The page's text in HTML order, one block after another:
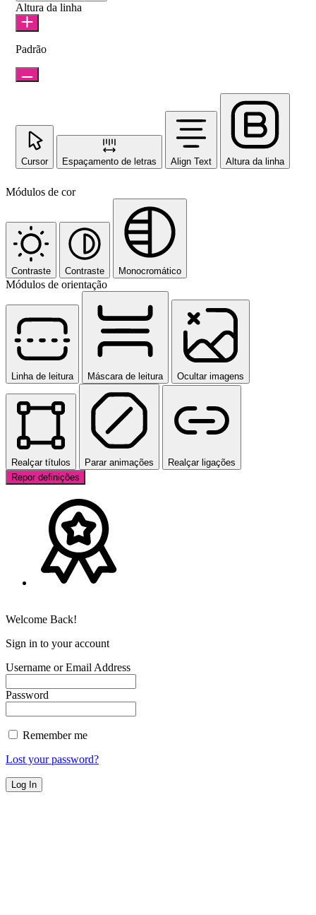
Altura da linha
Padrão
Cursor Espaçamento de letras Align Text Altura da linha
Módulos de cor
Contraste Contraste Monocromático
Módulos de orientação
Linha de leitura Máscara de leitura Ocultar imagens
Realçar títulos Parar animações
Realçar ligações
Repor definições
Welcome Back!
Sign in to your account
Username or Email Address
Password
Remember me
Lost your password?